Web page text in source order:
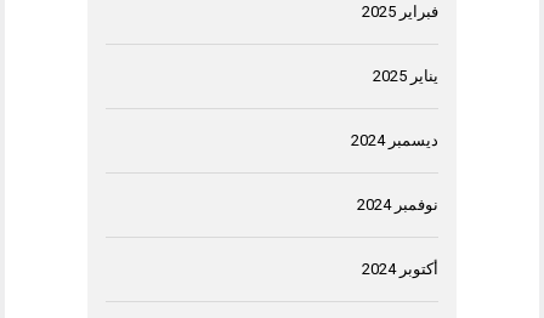
فبراير 2025
يناير 2025
ديسمبر 2024
نوفمبر 2024
أكتوبر 2024